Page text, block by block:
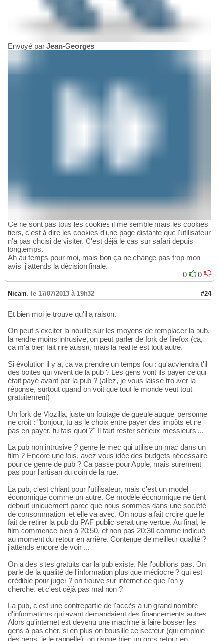
Envoyé par Jean-Georges
Ce ne sont pas tous les cookies il me semble mais les cookies
tiers, c'est à dire les cookies d'une page distante que l'utilisateur
n'a pas choisi de visiter. C'est déjà le cas sur safari depuis
longtemps.
Ah au temps pour moi, mais bon ça ne change pas trop mon
avis, j'attends la décision finale.
0
0
Nicam, le 17/07/2013 à 19h32 #24
Et bien moi je trouve qu'il a raison.
On peut s'exciter la nouille sur les moyens de remplacer la pub,
la rendre moins intrusive, on peut parler de fork de firefox (ca,
ca m'a bien fait rire aussi), mais la réalité est tout autre.
Si évolution il y a, ca va prendre un temps fou : qu'adviendra t'il
des boites qui vivent de la pub ? Les gens vont ils payer ce qui
était payé avant par la pub ? (allez, je vous laisse trouver la
réponse, surtout quand on voit que tout le monde veut tout
gratuitement)
Un fork de Mozilla, juste un foutage de gueule auquel personne
ne croit : "bonjour, tu as le choix entre payer des impôts et ne
pas en payer, tu fais quoi ?" Il faut rester sérieux messieurs ...
La pub non intrusive ? genre le mec qui utilise un mac dans un
film ? Encore une fois, avez vous idée des budgets nécessaire
pour ce genre de pub ? Ca passe pour Apple, mais surement
pas pour l'artisan du coin de la rue.
La pub, c'est chiant pour l'utilisateur, mais c'est un model
économique comme un autre. Ce modèle économique ne tient
debout uniquement parce que nous sommes dans une société
de consommation, et elle va avec. On nous a fait croire que le
fait de retirer la pub du PAF public serait une vertue. Au final, le
film commence bien à 20:50, et non pas 20:30 comme indiqué
au moment du retour en arrière. Contenue de meilleur qualité ?
j'attends encore de voir ...
On a des sites gratuits car la pub existe. Ne l'oublions pas. On
parle de la qualité de l'information plus que médiocre ? qui est
crédible pour juger ? on trouve sur internet ce que l'on y
cherche, et c'est déjà pas mal non ?
La pub, c'est une contrepartie de l'accès à un grand nombre
d'informations qui avant demandaient des financements autres.
Alors qu'internet est devenu une machine à faire bosser les
gens à pas cher, si en plus on bousille ce secteur (qui emploie
des gens, je le rappelle), on risque bien un gros retour en